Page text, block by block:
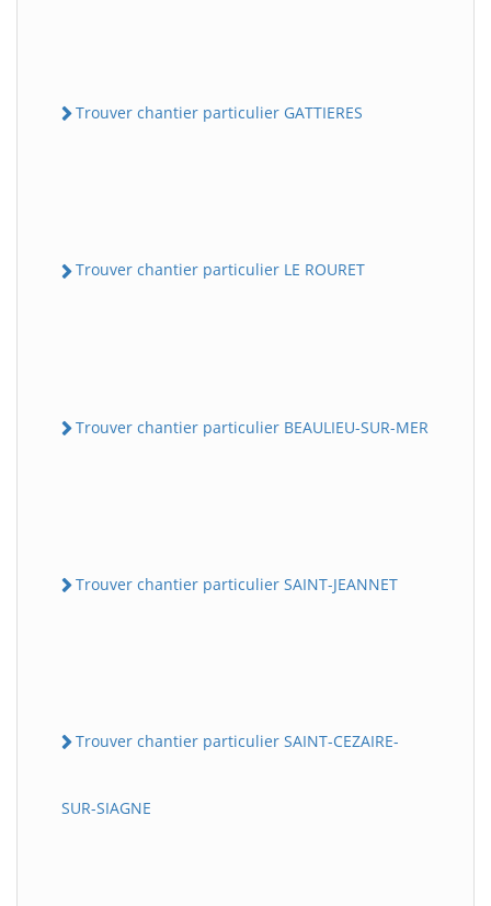
Trouver chantier particulier GATTIERES
Trouver chantier particulier LE ROURET
Trouver chantier particulier BEAULIEU-SUR-MER
Trouver chantier particulier SAINT-JEANNET
Trouver chantier particulier SAINT-CEZAIRE-
SUR-SIAGNE